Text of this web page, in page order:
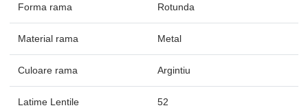
Forma rama Rotunda
Material rama Metal
Culoare rama Argintiu
Latime Lentile 52